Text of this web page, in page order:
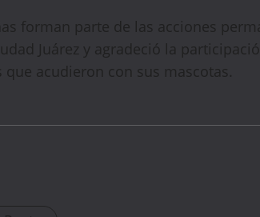
forman parte de las acciones
Juárez y agradeció la
acudieron con sus mascotas.